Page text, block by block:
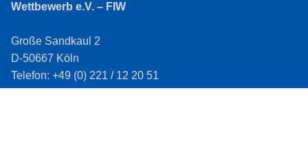
Wettbewerb e.V. – FIW
Große Sandkaul 2
D-50667 Köln
Telefon: +49 (0) 221 / 12 20 51